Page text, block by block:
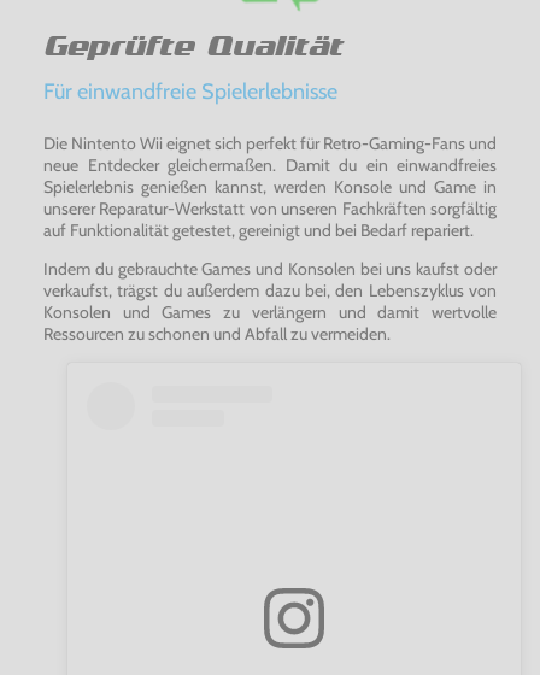
Geprüfte Qualität
Für einwandfreie Spielerlebnisse
Die Nintento Wii eignet sich perfekt für Retro-Gaming-Fans und
neue Entdecker gleichermaßen. Damit du ein einwandfreies
Spielerlebnis genießen kannst, werden Konsole und Game in
unserer Reparatur-Werkstatt von unseren Fachkräften sorgfältig
auf Funktionalität getestet, gereinigt und bei Bedarf repariert.
Indem du gebrauchte Games und Konsolen bei uns kaufst oder
verkaufst, trägst du außerdem dazu bei, den Lebenszyklus von
Konsolen und Games zu verlängern und damit wertvolle
Ressourcen zu schonen und Abfall zu vermeiden.